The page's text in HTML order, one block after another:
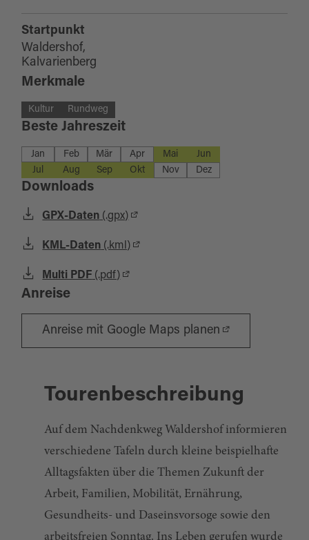
Startpunkt
Waldershof,
Kalvarienberg
Merkmale
Kultur Rundweg
Beste Jahreszeit
Jan Feb Mär Apr Mai
Jun
Jul
Aug Sep Okt Nov Dez
Downloads
GPX-Daten (.gpx)
KML-Daten (.kml)
Multi PDF (.pdf)
Anreise
Anreise mit Google Maps planen
Tourenbeschreibung
Auf dem Nachdenkweg Waldershof informieren
verschiedene Tafeln durch kleine beispielhafte
Alltagsfakten über die Themen Zukunft der
Arbeit, Familien, Mobilität, Ernährung,
Gesundheits- und Daseinsvorsoge sowie den
arbeitsfreien Sonntag. Ins Leben gerufen wurde